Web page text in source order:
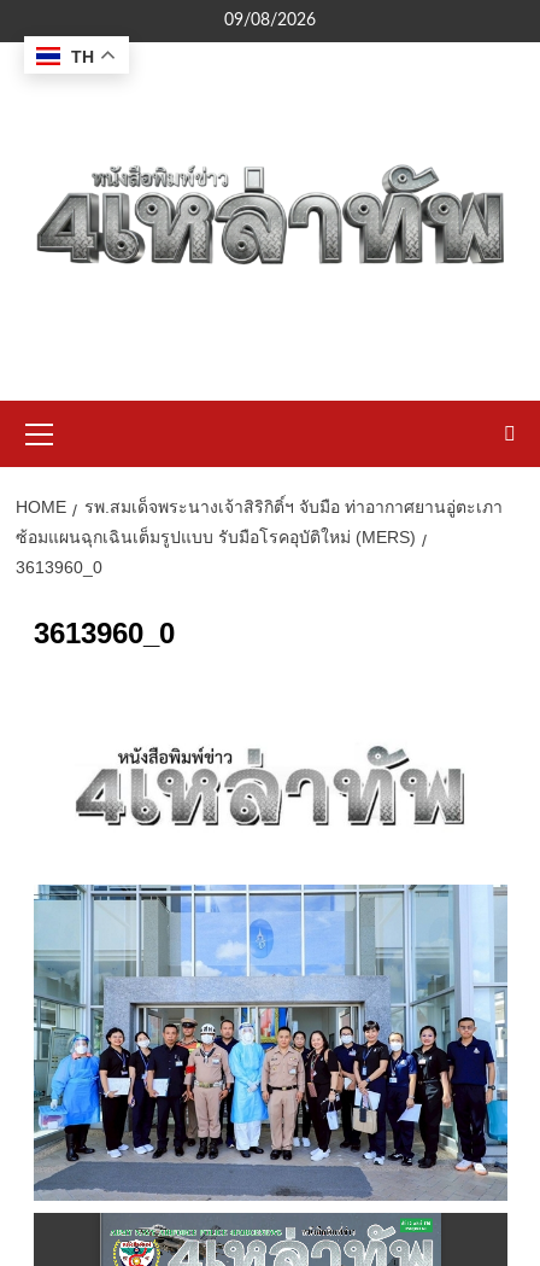
to
content
09/08/2026
Menu
HOME
รพ.สมเด็จพระนางเจ้าสิริกิติ์ฯ จับมือ ท่าอากาศยานอู่ตะเภา
ซ้อมแผนฉุกเฉินเต็มรูปแบบ รับมือโรคอุบัติใหม่ (MERS)
3613960_0
3613960_0
TH